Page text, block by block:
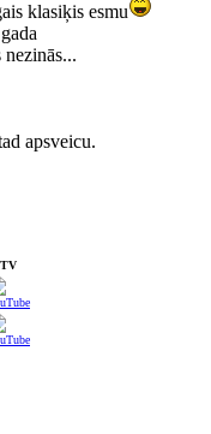
klasiķis esmu
apsveicu.
TV